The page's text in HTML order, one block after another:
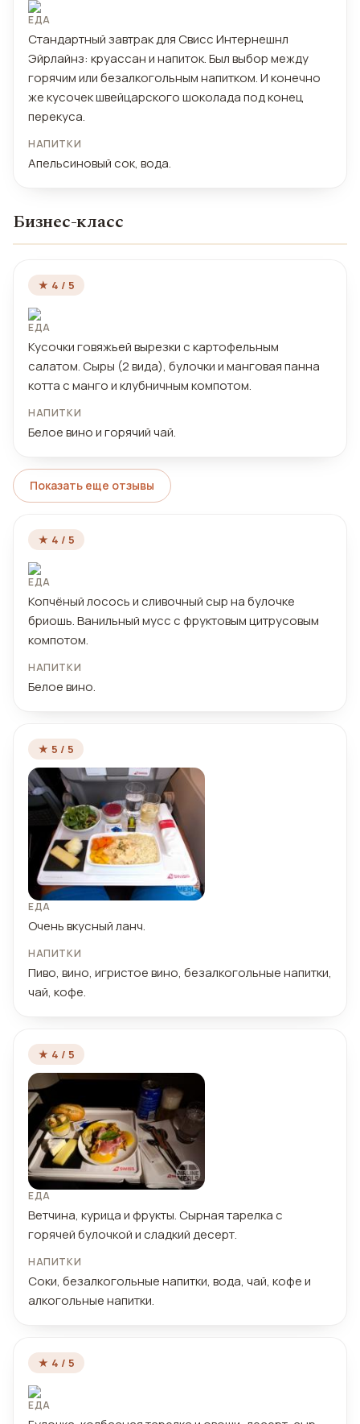
ЕДА
Стандартный завтрак для Свисс Интернешнл
Эйрлайнз: круассан и напиток. Был выбор между
горячим или безалкогольным напитком. И конечно
же кусочек швейцарского шоколада под конец
перекуса.
НАПИТКИ
Апельсиновый сок, вода.
Бизнес-класс
★ 4 / 5
ЕДА
Кусочки говяжьей вырезки с картофельным
салатом. Сыры (2 вида), булочки и манговая панна
котта с манго и клубничным компотом.
НАПИТКИ
Белое вино и горячий чай.
Показать еще отзывы
★ 4 / 5
ЕДА
Копчёный лосось и сливочный сыр на булочке
бриошь. Ванильный мусс с фруктовым цитрусовым
компотом.
НАПИТКИ
Белое вино.
★ 5 / 5
ЕДА
Очень вкусный ланч.
НАПИТКИ
Пиво, вино, игристое вино, безалкогольные напитки,
чай, кофе.
★ 4 / 5
ЕДА
Ветчина, курица и фрукты. Сырная тарелка с
горячей булочкой и сладкий десерт.
НАПИТКИ
Соки, безалкогольные напитки, вода, чай, кофе и
алкогольные напитки.
★ 4 / 5
ЕДА